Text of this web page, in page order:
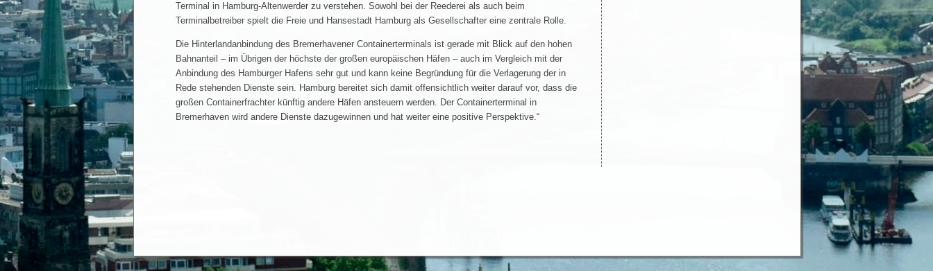
Terminal in Hamburg-Altenwerder zu verstehen. Sowohl bei der Reederei als auch beim
Terminalbetreiber spielt die Freie und Hansestadt Hamburg als Gesellschafter eine zentrale Rolle.
Die Hinterlandanbindung des Bremerhavener Containerterminals ist gerade mit Blick auf den hohen
Bahnanteil – im Übrigen der höchste der großen europäischen Häfen – auch im Vergleich mit der
Anbindung des Hamburger Hafens sehr gut und kann keine Begründung für die Verlagerung der in
Rede stehenden Dienste sein. Hamburg bereitet sich damit offensichtlich weiter darauf vor, dass die
großen Containerfrachter künftig andere Häfen ansteuern werden. Der Containerterminal in
Bremerhaven wird andere Dienste dazugewinnen und hat weiter eine positive Perspektive.“